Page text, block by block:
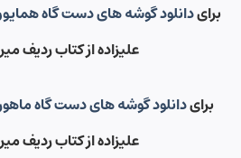
برایدانلود گوشه های دست گاه
علیزاده از کتاب ردیف
برایدانلود گوشه های دست گاه
علیزاده از کتاب ردیف